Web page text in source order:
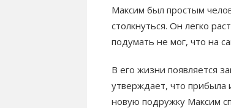
Максим был простым
столкнуться. Он легко
подумать не мог, что на
В его жизни появляется
утверждает, что прибыла
новую подружку Максим